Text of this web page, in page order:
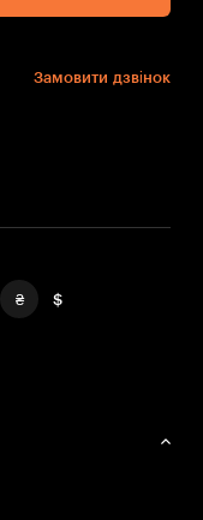
Замовити дзвінок
₴ $